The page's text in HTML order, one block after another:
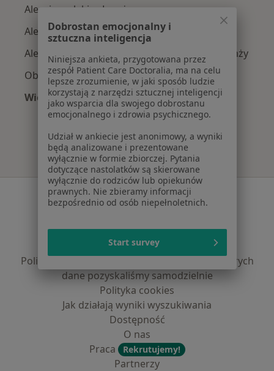
Alergia na leki w Łomży
Alergia pokarmowa w Łomży
Alergiczne kontaktowe zapalenie skóry w Łomży
Obrzęk alergiczny w Łomży
Więcej (15)
Więcej w kategorii: Najczęście leczone
Serwis
Polityka prywatności pacjentów
Polityka prywatności profesjonalistów
Polityka prywatności dla profesjonalistów, których
dane pozyskaliśmy samodzielnie
Polityka cookies
Jak działają wyniki wyszukiwania
Dostępność
O nas
Praca
Rekrutujemy!
Partnerzy
Dobrostan emocjonalny i
sztuczna inteligencja
Niniejsza ankieta, przygotowana przez
zespół Patient Care Doctoralia, ma na celu
lepsze zrozumienie, w jaki sposób ludzie
korzystają z narzędzi sztucznej inteligencji
jako wsparcia dla swojego dobrostanu
emocjonalnego i zdrowia psychicznego.
Udział w ankiecie jest anonimowy, a wyniki
będą analizowane i prezentowane
wyłącznie w formie zbiorczej. Pytania
dotyczące nastolatków są skierowane
wyłącznie do rodziców lub opiekunów
prawnych. Nie zbieramy informacji
bezpośrednio od osób niepełnoletnich.
Start survey